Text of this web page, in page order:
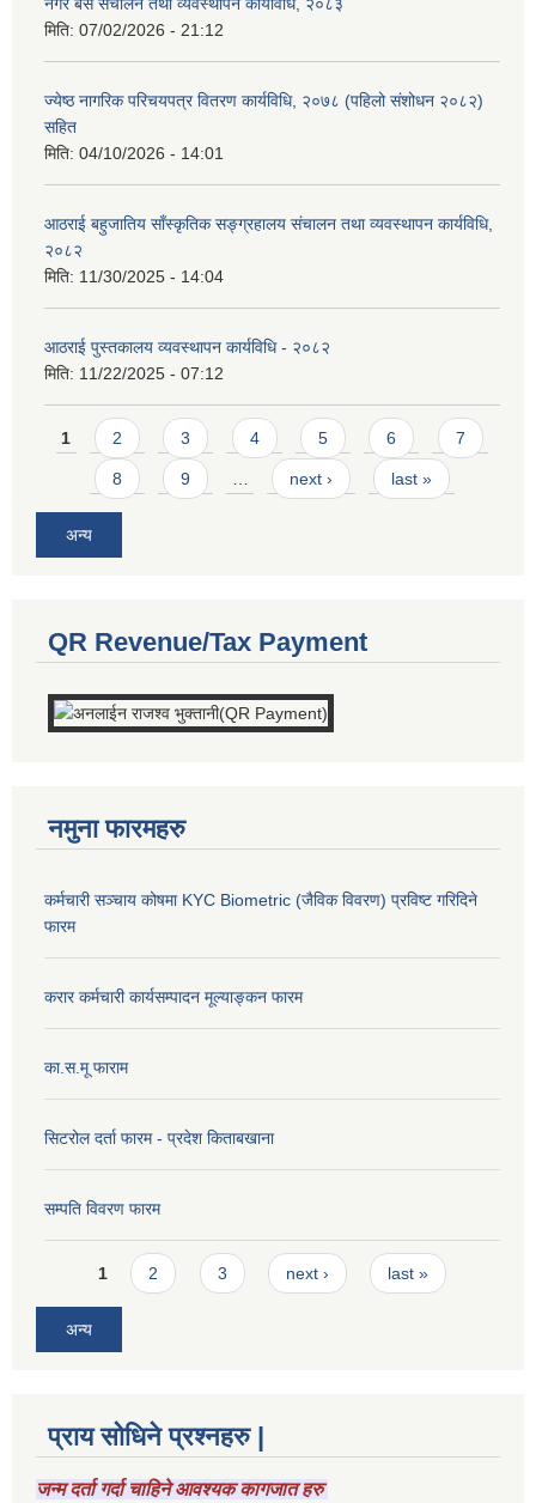
मिति: 07/02/2026 - 21:12
ज्येष्ठ नागरिक परिचयपत्र वितरण कार्यविधि, २०७८ (पहिलो संशोधन २०८२)
सहित
मिति: 04/10/2026 - 14:01
आठराई बहुजातिय साँस्कृतिक सङ्ग्रहालय संचालन तथा व्यवस्थापन कार्यविधि,
२०८२
मिति: 11/30/2025 - 14:04
आठराई पुस्तकालय व्यवस्थापन कार्यविधि - २०८२
मिति: 11/22/2025 - 07:12
Pages
1 2 3 4 5 6 7
8 9 … next › last »
अन्य
QR Revenue/Tax Payment
नमुना फारमहरु
कर्मचारी सञ्चाय कोषमा KYC Biometric (जैविक विवरण) प्रविष्ट गरिदिने
फारम
करार कर्मचारी कार्यसम्पादन मूल्याङ्कन फारम
का.स.मू फाराम
सिटरोल दर्ता फारम - प्रदेश किताबखाना
सम्पति विवरण फारम
Pages
1 2 3 next › last »
अन्य
प्राय सोधिने प्रश्नहरु |
जन्म दर्ता गर्दा चाहिने आवश्यक कागजात हरु